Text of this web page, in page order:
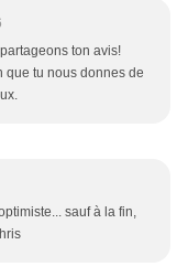
ton avis!
que tu nous donnes de
sauf à la fin,